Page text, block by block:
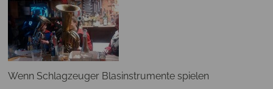
Wenn Schlagzeuger Blasinstrumente spielen